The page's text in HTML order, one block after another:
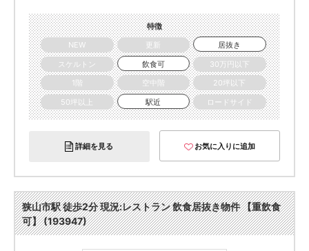
特徴
NEW
更新
居抜き
スケルトン
飲食可
30万円以下
1階
空中階
20坪以下
50坪以上
駅近 ロードサイド
詳細を見る お気に入りに追加
狭山市駅 徒歩2分 現況:レストラン 飲食居抜き物件 【重飲食
可】 (193947)